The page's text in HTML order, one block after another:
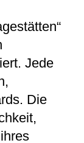
Jede
Die